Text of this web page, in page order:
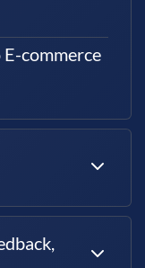
sem
à frente
prática para o
oficial
commerce